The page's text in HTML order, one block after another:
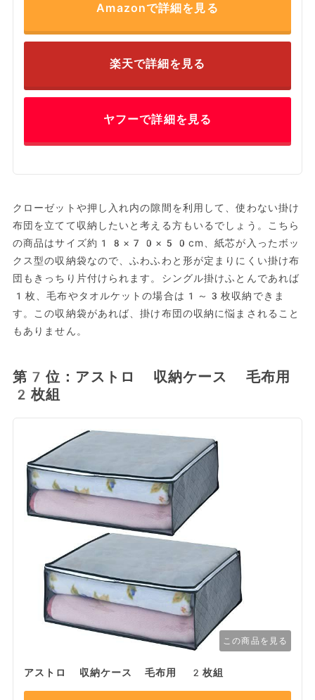
Amazonで詳細を見る
楽天で詳細を見る
ヤフーで詳細を見る
クローゼットや押し入れ内の隙間を利用して、使わない掛け
布団を立てて収納したいと考える方もいるでしょう。こちら
の商品はサイズ約18×70×50cm、紙芯が入ったボッ
クス型の収納袋なので、ふわふわと形が定まりにくい掛け布
団もきっちり片付けられます。シングル掛けふとんであれば
1枚、毛布やタオルケットの場合は1～3枚収納できま
す。この収納袋があれば、掛け布団の収納に悩まされること
もありません。
第7位：アストロ 収納ケース 毛布用
2枚組
この商品を見る
アストロ 収納ケース 毛布用 2枚組